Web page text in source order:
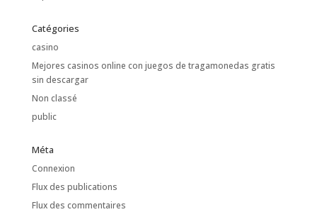
Catégories
casino
Mejores casinos online con juegos de tragamonedas gratis
sin descargar
Non classé
public
Méta
Connexion
Flux des publications
Flux des commentaires